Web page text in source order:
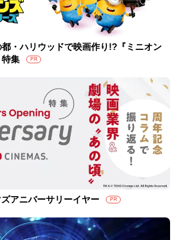
・ハリウッドで映画作り!?『ミニオン
特集
PR
アニバーサリーイヤー PR